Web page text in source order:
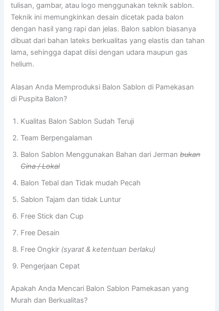
tulisan, gambar, atau logo menggunakan teknik sablon.
Teknik ini memungkinkan desain dicetak pada balon
dengan hasil yang rapi dan jelas. Balon sablon biasanya
dibuat dari bahan lateks berkualitas yang elastis dan tahan
lama, sehingga dapat diisi dengan udara maupun gas
helium.
Alasan Anda Memproduksi Balon Sablon di Pamekasan
di Puspita Balon?
Kualitas Balon Sablon Sudah Teruji
Team Berpengalaman
Balon Sablon Menggunakan Bahan dari Jermanbukan
Cina / Lokal
Balon Tebal dan Tidak mudah Pecah
Sablon Tajam dan tidak Luntur
Free Stick dan Cup
Free Desain
Free Ongkir (syarat & ketentuan berlaku)
Pengerjaan Cepat
Apakah Anda Mencari Balon Sablon Pamekasan yang
Murah dan Berkualitas?